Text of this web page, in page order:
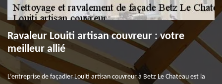
Ravaleur Louiti artisan couvreur : votre
meilleur allié
L’entreprise de façadier Louiti artisan couvreur à Betz Le Chateau est la